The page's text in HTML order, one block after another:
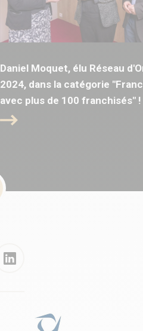
Daniel Moquet, élu Réseau
2024, dans la catégorie
avec plus de 100 franchisés" !